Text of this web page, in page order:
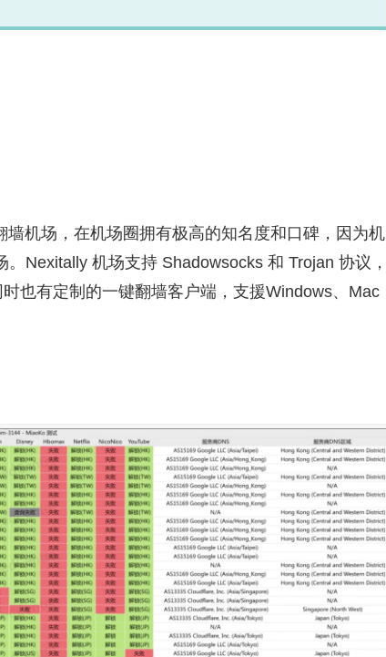
机场，在机场圈拥有极高的知名度和口碑，因为机
Nexitally 机场支持 Shadowsocks 和 Trojan 协议，
也有定制的一键翻墙客户端，支援Windows、Mac